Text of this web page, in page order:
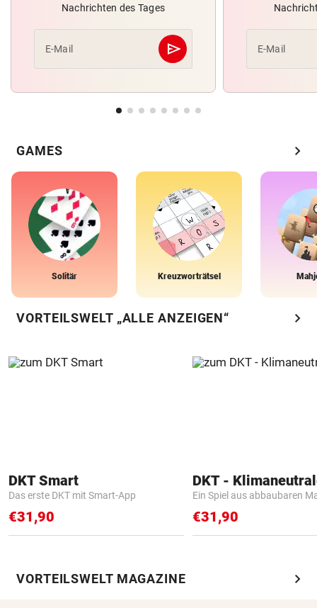
Nachrichten des Tages
E-Mail send
Abschicken E-Mail
GAMES chevron_right
Solitär Kreuzworträtsel
VORTEILSWELT „ALLE ANZEIGEN“ chevron_right
DKT Smart
Das erste DKT mit Smart-App
€31,90
Ein Spiel aus abbaubaren
€31,90
VORTEILSWELT MAGAZINE chevron_right